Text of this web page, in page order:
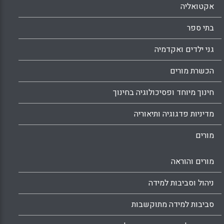
אקטואליה
בתי ספר
גני ילדים ואקדמיה
הכשרת מורים
חינוך מיוחד ופסיכולוגיה בחינוך
מדיניות פדגוגיה ותיאוריה
מורים
מורים והוראה
ניהול וסביבות למידה
סביבות למידה מתוקשבות